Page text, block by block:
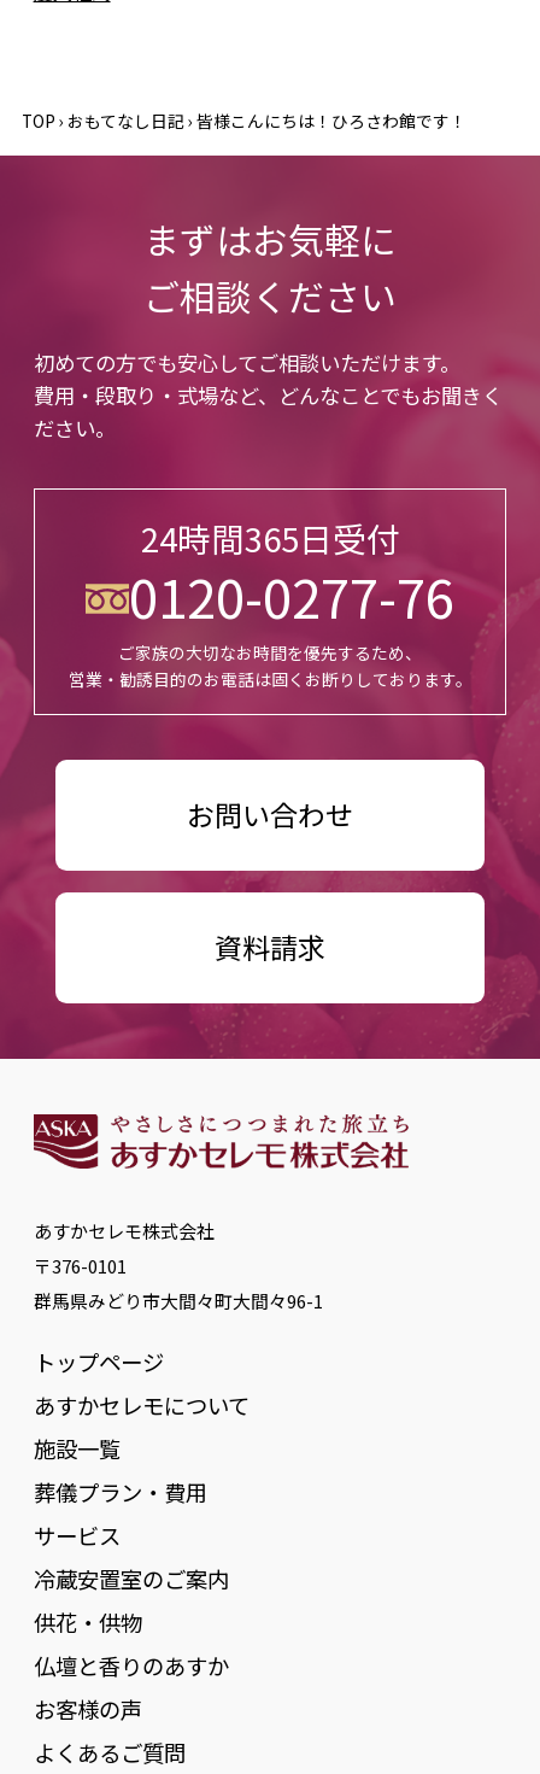
TOP › おもてなし日記› 皆様こんにちは！ひろさわ館です！
まずはお気軽に
ご相談ください
初めての方でも安心してご相談いただけます。
費用・段取り・式場など、どんなことでもお聞きく
ださい。
24時間365日受付
0120-0277-76
ご家族の大切なお時間を優先するため、
営業・勧誘目的のお電話は固くお断りしております。
お問い合わせ
資料請求
あすかセレモ株式会社
〒376-0101
群馬県みどり市大間々町大間々96-1
トップページ
あすかセレモについて
施設一覧
葬儀プラン・費用
サービス
冷蔵安置室のご案内
供花・供物
仏壇と香りのあすか
お客様の声
よくあるご質問